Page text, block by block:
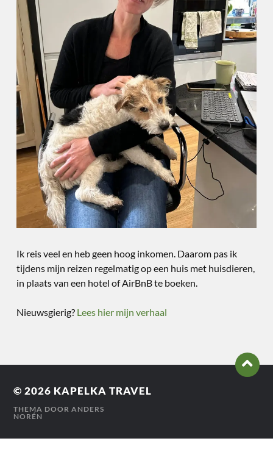
Ik reis veel en heb geen hoog inkomen. Daarom pas ik
tijdens mijn reizen regelmatig op een huis met huisdieren,
in plaats van een hotel of AirBnB te boeken.
Nieuwsgierig? Lees hier mijn verhaal
© 2026 KAPELKA TRAVEL
THEMA DOORANDERS
NORÉN